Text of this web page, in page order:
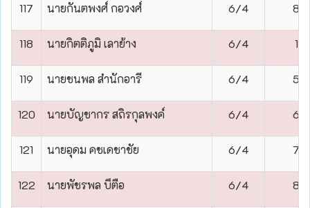
117 นายกันตพงศ์ กอวงศ์ 6/4 8
118 นายกิตติภูมิ เลาย้าง 6/4 1
119 นายชนพล สำนักอารี 6/4 5
120 นายบัญชากร สถิรกุลพงค์ 6/4 6
121 นายอุดม คชเดชาชัย 6/4 7
122 นายพัชรพล บึตือ 6/4 8